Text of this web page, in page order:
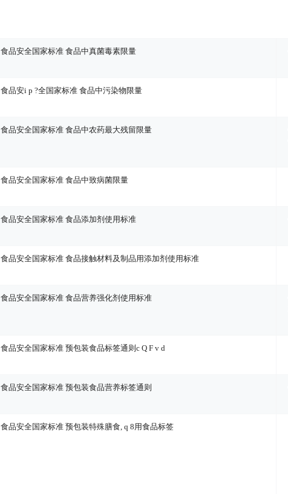
食品安全国家标准 食品中真菌毒素限量
食品安i p ?全国家标准 食品中污染物限量
食品安全国家标准 食品中农药最大残留限量
食品安全国家标准 食品中致病菌限量
食品安全国家标准 食品添加剂使用标准
食品安全国家标准 食品接触材料及制品用添加剂使用标准
食品安全国家标准 食品营养强化剂使用标准
食品安全国家标准 预包装食品标签通则 c Q F v d
食品安全国家标准 预包装食品营养标签通则
食品安全国家标准 预包装特殊膳食 , q 8用食品标签